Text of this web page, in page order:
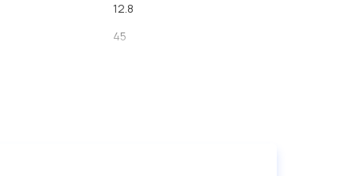
12.8
45